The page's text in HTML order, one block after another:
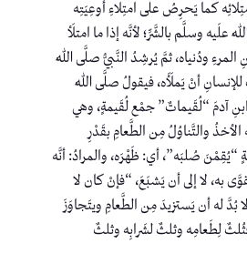
كما يَحرِصُ على امتِلاءِ أوعِيَتِه
علَيه وسلَّم بالشَّرِّ؛ لأنَّه إذا ما امتلَأ
المرءِ ودُنياه، ثمَّ يُرشِدُ النَّبيُّ صلَّى اللهُ
أنْ يَملَأَه، فيقولُ صلَّى اللهُ
آدمَ “لُقَيماتٌ” جمْع لُقَيمةٍ، وهي
والتَّناوُلُ مِن الطَّعامِ بقَدْرِ
“يُقِمْنَ صُلبَه”، أي: ظَهْرَه، والمرادُ: أنَّه
به، لا إلى أن يَشبَعَ، “فإنْ كان لا
بُدَّ له أن يَستزيدَ مِن الطَّعامِ ويتَجاوَزَ
لِطَعامِه وثلثٌ لشَرابِه وثلثٌ